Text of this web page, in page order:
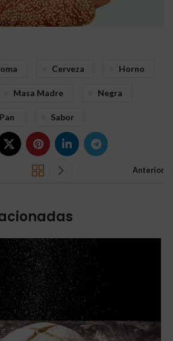
Cerveza Horno
Masa Madre Negra
Pan Sabor
Anterior